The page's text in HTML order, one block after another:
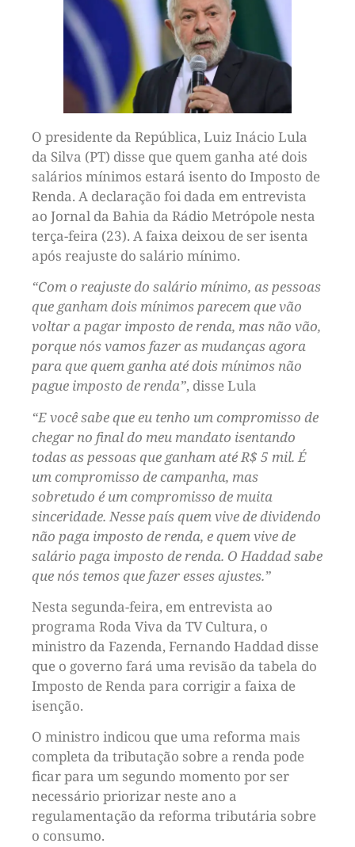
O presidente da República, Luiz Inácio Lula
da Silva (PT) disse que quem ganha até dois
salários mínimos estará isento do Imposto de
Renda. A declaração foi dada em entrevista
ao Jornal da Bahia da Rádio Metrópole nesta
terça-feira (23). A faixa deixou de ser isenta
após reajuste do salário mínimo.
“Com o reajuste do salário mínimo, as pessoas
que ganham dois mínimos parecem que vão
voltar a pagar imposto de renda, mas não vão,
porque nós vamos fazer as mudanças agora
para que quem ganha até dois mínimos não
pague imposto de renda”, disse Lula
“E você sabe que eu tenho um compromisso de
chegar no final do meu mandato isentando
todas as pessoas que ganham até R$ 5 mil. É
um compromisso de campanha, mas
sobretudo é um compromisso de muita
sinceridade. Nesse país quem vive de dividendo
não paga imposto de renda, e quem vive de
salário paga imposto de renda. O Haddad sabe
que nós temos que fazer esses ajustes.”
Nesta segunda-feira, em entrevista ao
programa Roda Viva da TV Cultura, o
ministro da Fazenda, Fernando Haddad disse
que o governo fará uma revisão da tabela do
Imposto de Renda para corrigir a faixa de
isenção.
O ministro indicou que uma reforma mais
completa da tributação sobre a renda pode
ficar para um segundo momento por ser
necessário priorizar neste ano a
regulamentação da reforma tributária sobre
o consumo.